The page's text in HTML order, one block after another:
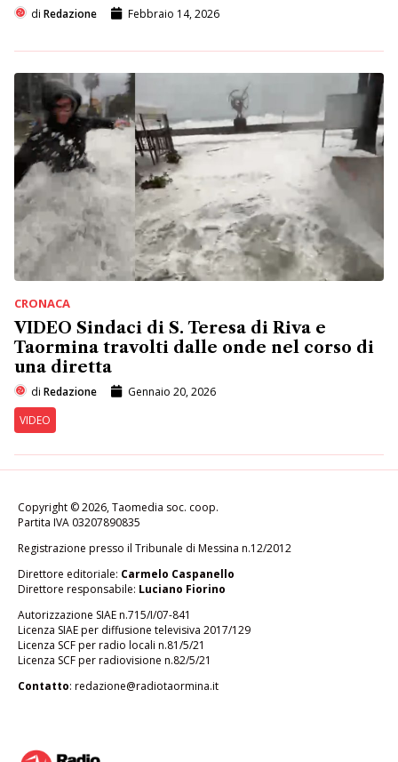
di Redazione Febbraio 14, 2026
CRONACA
VIDEO Sindaci di S. Teresa di Riva e
Taormina travolti dalle onde nel corso di
una diretta
di Redazione
Gennaio 20, 2026
VIDEO
Copyright © 2026, Taomedia soc. coop.
Partita IVA 03207890835
Registrazione presso il Tribunale di Messina n.12/2012
Direttore editoriale: Carmelo Caspanello
Direttore responsabile: Luciano Fiorino
Autorizzazione SIAE n.715/I/07-841
Licenza SIAE per diffusione televisiva 2017/129
Licenza SCF per radio locali n.81/5/21
Licenza SCF per radiovisione n.82/5/21
Contatto: redazione@radiotaormina.it